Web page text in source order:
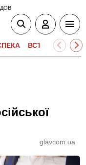
ВСТУПНА
glavcom.ua